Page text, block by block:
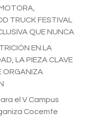
TRUCK FESTIVAL
QUE NUNCA
EN LA
LA PIEZA CLAVE
ORGANIZA
el V Campus
Cocemfe